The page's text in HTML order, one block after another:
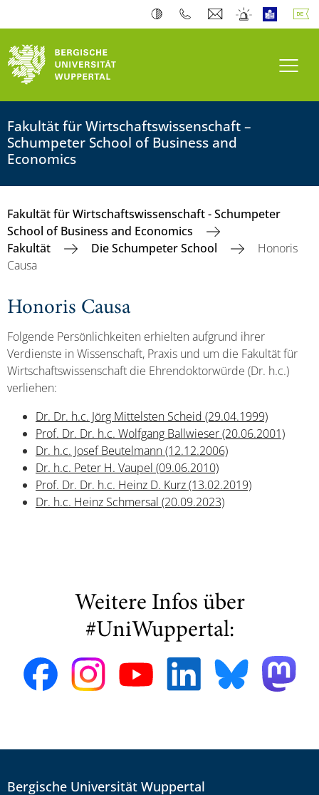
Fakultät für Wirtschaftswissenschaft –
Schumpeter School of Business and
Economics
Fakultät für Wirtschaftswissenschaft - Schumpeter
School of Business and Economics
Fakultät
Die Schumpeter School
Honoris
Causa
Honoris Causa
Folgende Persönlichkeiten erhielten aufgrund ihrer
Verdienste in Wissenschaft, Praxis und um die Fakultät für
Wirtschaftswissenschaft die Ehrendoktorwürde (Dr. h.c.)
verliehen:
Dr. Dr. h.c. Jörg Mittelsten Scheid (29.04.1999)
Prof. Dr. Dr. h.c. Wolfgang Ballwieser (20.06.2001)
Dr. h.c. Josef Beutelmann (12.12.2006)
Dr. h.c. Peter H. Vaupel (09.06.2010)
Prof. Dr. Dr. h.c. Heinz D. Kurz (13.02.2019)
Dr. h.c. Heinz Schmersal (20.09.2023)
Weitere Infos über
#UniWuppertal:
Bergische Universität Wuppertal